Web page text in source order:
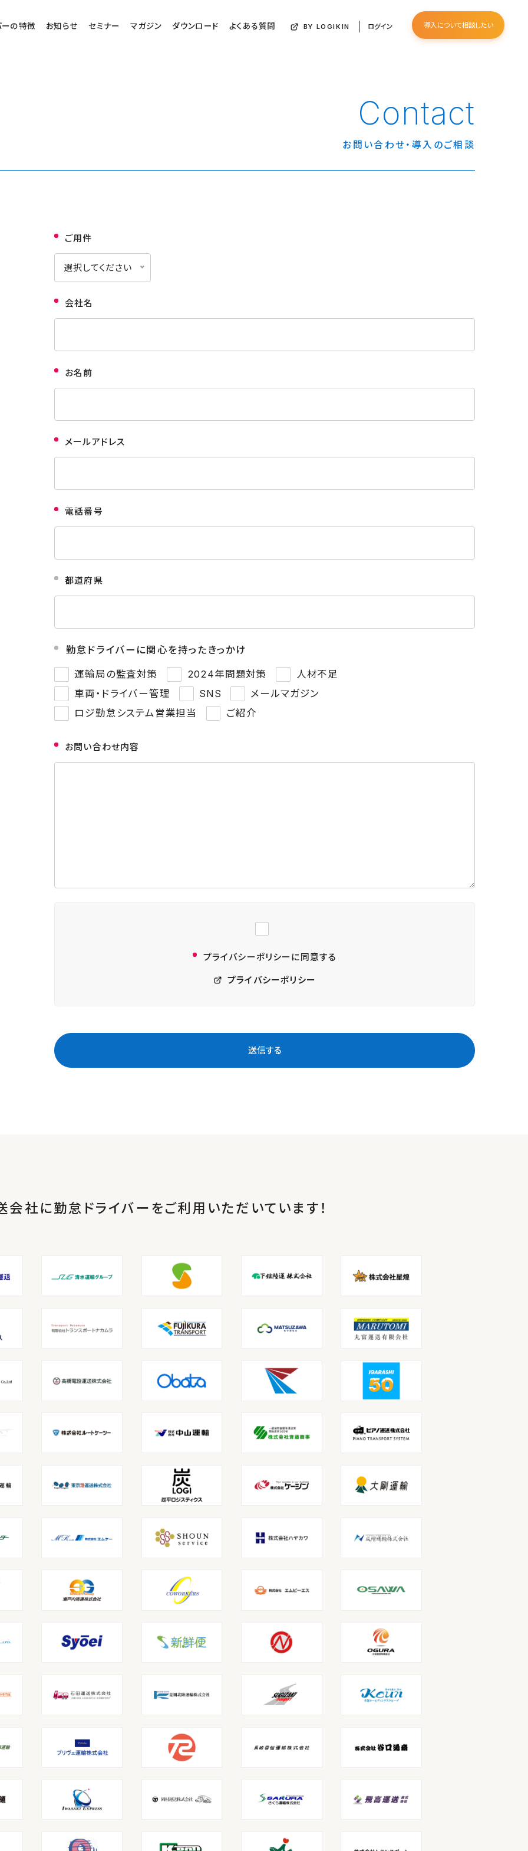
ーの特徴 お知らせ セミナー マガジン ダウンロード よくある質問 BY LOGIKIN ログイン 導入について相談したい
Contact
お問い合わせ・導入のご相談
ご用件
選択してください
会社名
お名前
メールアドレス
電話番号
都道府県
勤怠ドライバーに関心を持ったきっかけ
運輸局の監査対策 2024年問題対策
人材不足
車両・ドライバー管理
SNS
メールマガジン
ロジ勤怠システム営業担当
ご紹介
お問い合わせ内容
プライバシーポリシーに同意する
プライバシーポリシー
会社に勤怠ドライバーをご利用いただいています！